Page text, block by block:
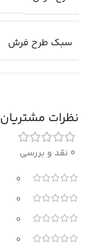
سبک طرح فرش
نظرات مشتریان
0 نقد و بررسی
0
0
0
0